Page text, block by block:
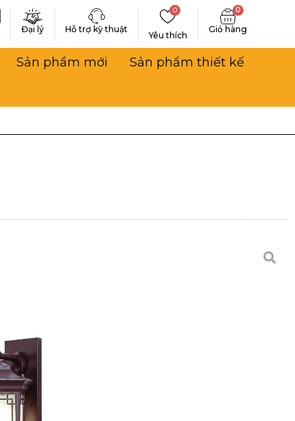
Đại lý Hỗ trợ kỹ thuật
Yêu thích
0 0
Sản phẩm mới
Sản phẩm thiết kế